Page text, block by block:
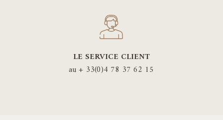
LE SERVICE CLIENT
au + 33(0)4 78 37 62 15